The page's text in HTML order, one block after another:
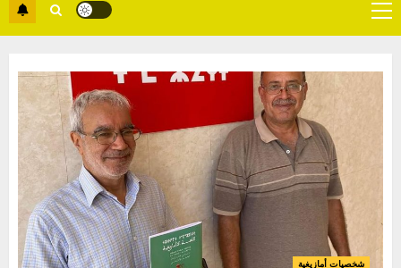
Primary
Menu
شخصيات أمازيغية